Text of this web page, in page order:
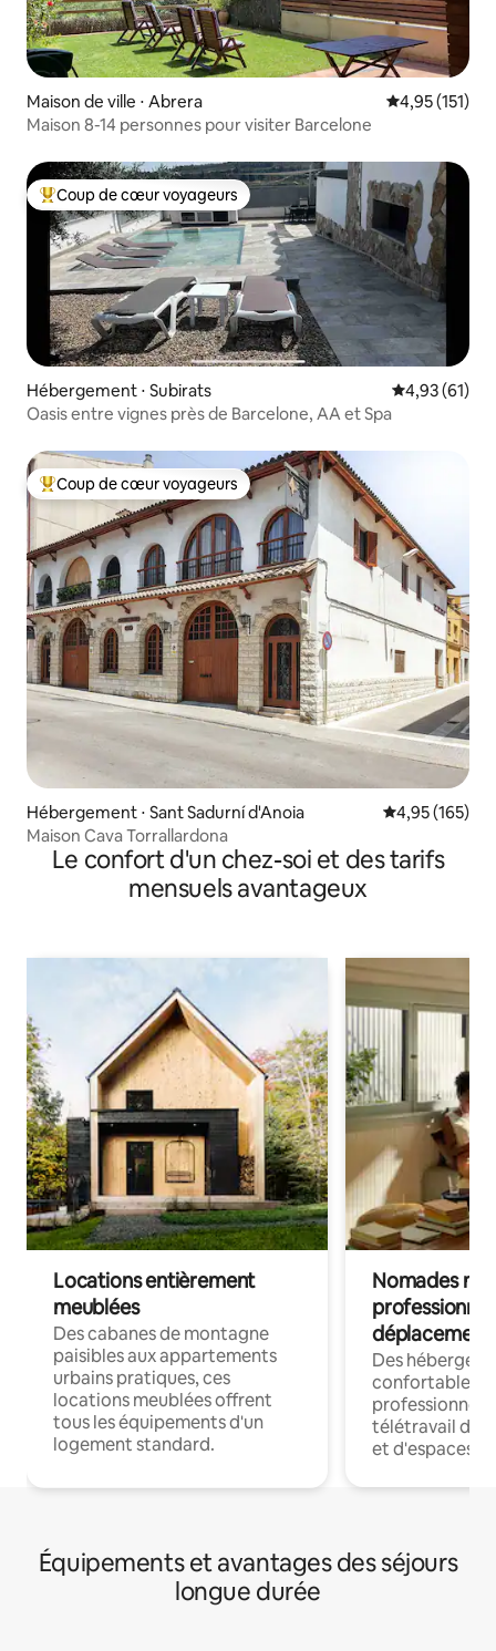
Maison de ville ⋅ Abrera Évaluation
4,95 (151)
Maison 8-14 personnes pour visiter Barcelone
Coups de cœur voyageurs les plus appréciés
Coup de cœur voyageurs
Hébergement ⋅ Subirats Évaluation
4,93 (61)
Oasis entre vignes près de Barcelone, AA et Spa
Coups de cœur voyageurs les plus appréciés
Coup de cœur voyageurs
Hébergement ⋅ Sant Sadurní d'Anoia Évaluation
4,95 (165)
Maison Cava Torrallardona
Le confort d'un chez-soi et des tarifs
mensuels avantageux
Locations entièrement
meublées
Des cabanes de montagne
paisibles aux appartements
urbains pratiques, ces
locations meublées offrent
tous les équipements d'un
logement standard.
Nomades
déplacement
Des
confortables
professionnels
télétravail
et d'espaces
Équipements et avantages des séjours
longue durée